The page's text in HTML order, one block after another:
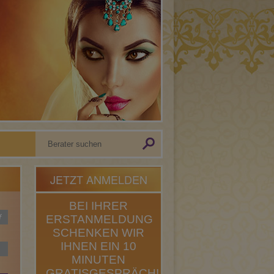
JETZT ANMELDEN
BEI IHRER
ERSTANMELDUNG
SCHENKEN WIR
IHNEN EIN 10
MINUTEN